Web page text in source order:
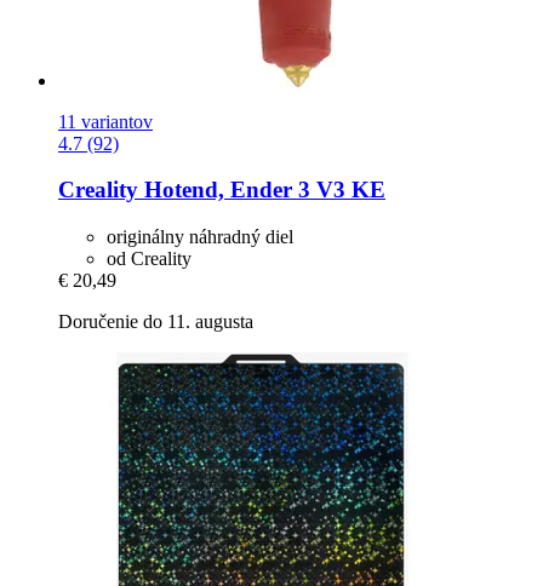
11 variantov
4.7 (92)
Creality Hotend, Ender 3 V3 KE
originálny náhradný diel
od Creality
€ 20,49
Doručenie do 11. augusta